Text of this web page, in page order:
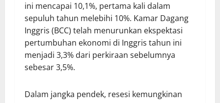
ini mencapai 10,1%, pertama kali dalam
sepuluh tahun melebihi 10%. Kamar Dagang
Inggris (BCC) telah menurunkan ekspektasi
pertumbuhan ekonomi di Inggris tahun ini
menjadi 3,3% dari perkiraan sebelumnya
sebesar 3,5%.
Dalam jangka pendek, resesi kemungkinan